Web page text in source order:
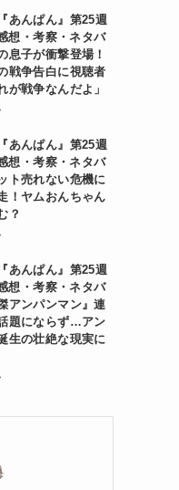
あんぱん』第25週
想・考察・ネタバ
息子が衝撃登場！
戦争告白に視聴者
が戦争なんだよ」
あんぱん』第25週
想・考察・ネタバ
ト売れない危機に
！ヤムおんちゃん
？
あんぱん』第25週
想・考察・ネタバ
アンパンマン』連
題にならず…アン
生の壮絶な現実に